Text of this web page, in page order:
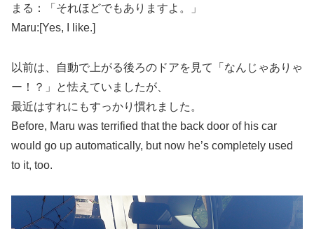
まる：「それほどでもありますよ。」
Maru:[Yes, I like.]
以前は、自動で上がる後ろのドアを見て「なんじゃありゃ
ー！？」と怯えていましたが、
最近はすれにもすっかり慣れました。
Before, Maru was terrified that the back door of his car
would go up automatically, but now he’s completely used
to it, too.